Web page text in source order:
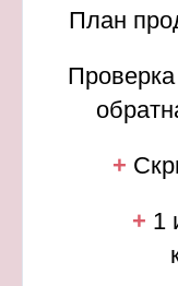
План
+
+ 1